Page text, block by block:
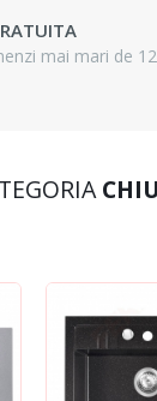
mai mari de